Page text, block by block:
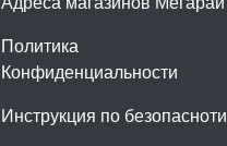
Политика
Конфиденциальности
Инструкция по безопасноти